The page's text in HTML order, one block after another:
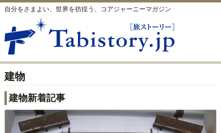
自分をさまよい、世界を彷徨う、コアジャーニーマガジン
建物
建物新着記事